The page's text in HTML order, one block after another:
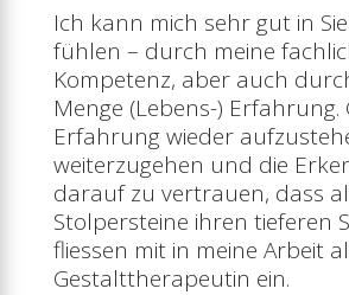
Ich kann mich sehr gut in
fühlen – durch meine
Kompetenz, aber auch
Menge (Lebens-) Erfahrung.
Erfahrung wieder
weiterzugehen und die
darauf zu vertrauen, dass
Stolpersteine ihren tieferen
fliessen mit in meine Arbeit
Gestalttherapeutin ein.